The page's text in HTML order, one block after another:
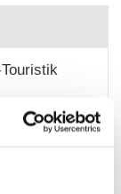
Straße 4